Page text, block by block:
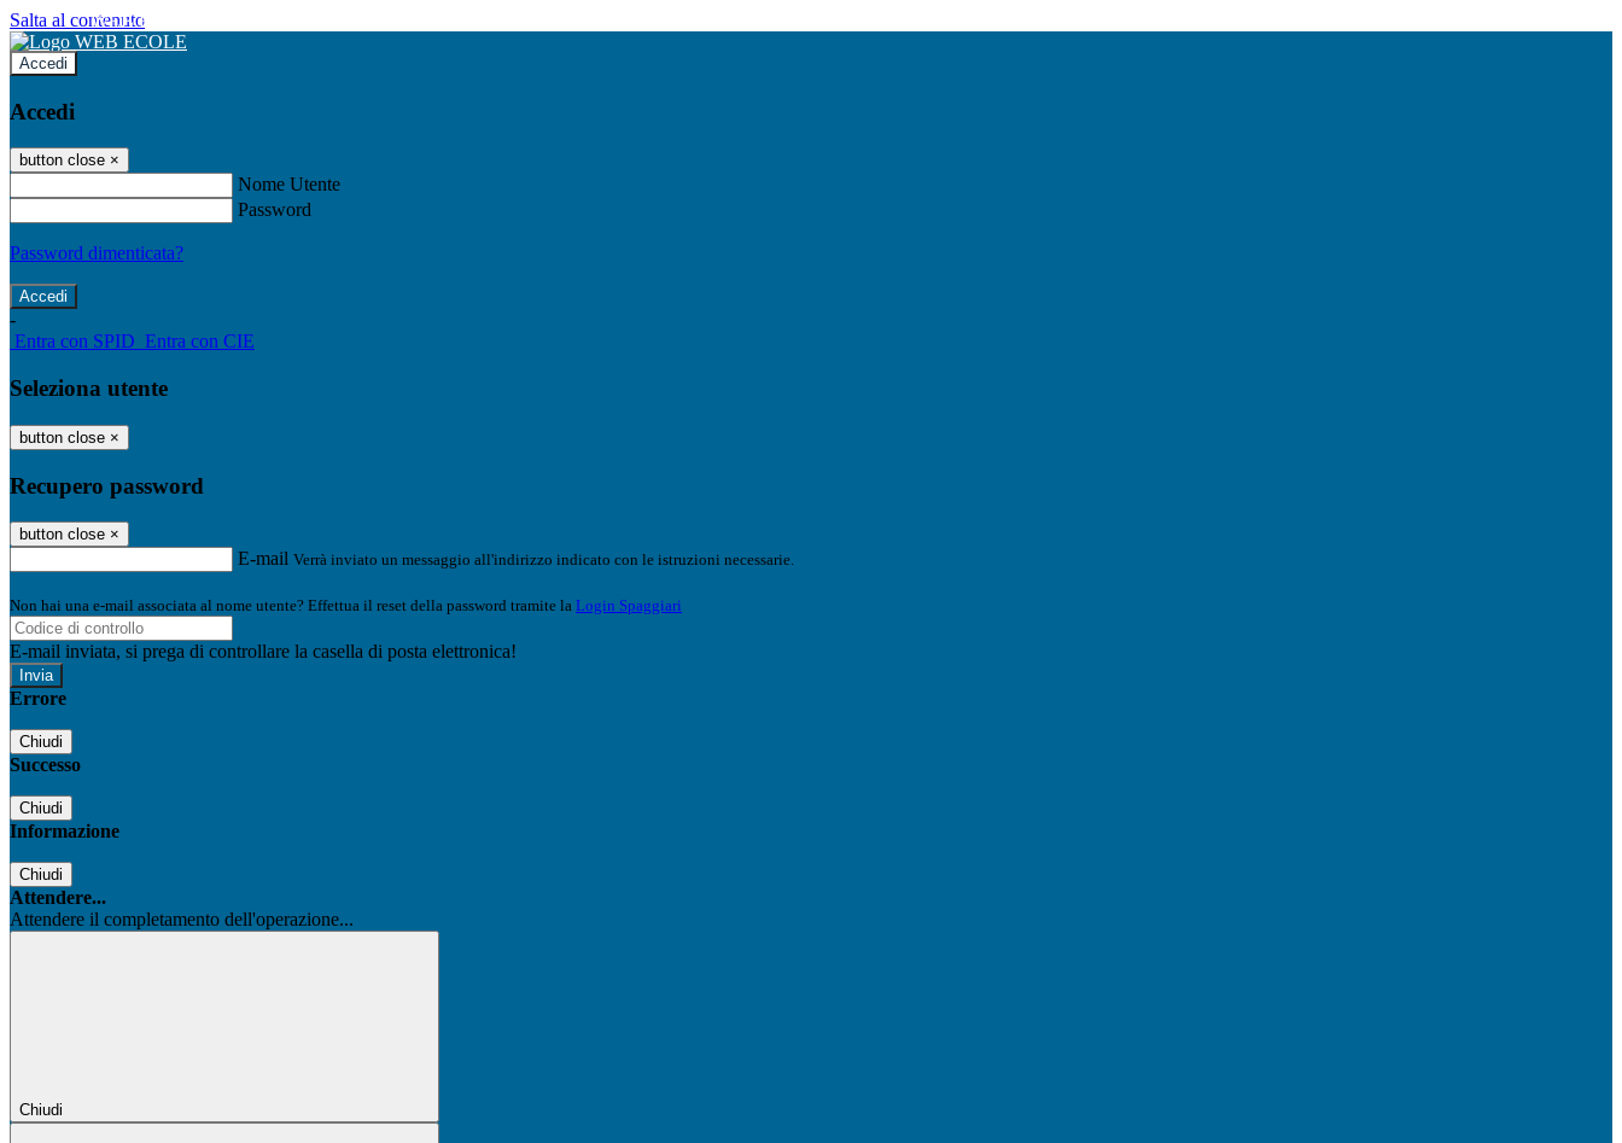
Salta al contenuto
WEB ECOLE
Accedi
Accedi
button close ×
Nome Utente
Password
Password dimenticata?
-
Entra con SPID Entra con CIE
Seleziona utente
button close ×
Recupero password
button close ×
E-mail Verrà inviato un messaggio all'indirizzo indicato con le istruzioni necessarie.
Non hai una e-mail associata al nome utente? Effettua il reset della password tramite la Login Spaggiari
E-mail inviata, si prega di controllare la casella di posta elettronica!
Errore
Chiudi
Successo
Chiudi
Informazione
Chiudi
Attendere...
Attendere il completamento dell'operazione...
Chiudi